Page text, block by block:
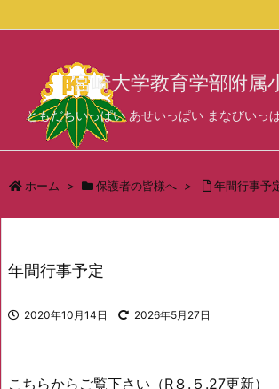
宮崎大学教育学部附属
ともだちいっぱい あせいっぱい まなびいっ
ホーム > 保護者の皆様へ > 年間行事予
年間行事予定
2020年10月14日 2026年5月27日
こちらからご覧下さい（R８.５.27更新）